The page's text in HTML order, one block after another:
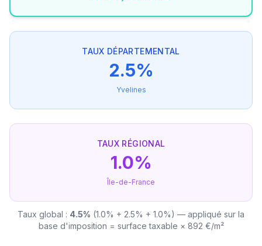
TAUX DÉPARTEMENTAL
2.5%
Yvelines
TAUX RÉGIONAL
1.0%
Île-de-France
Taux global : 4.5% (1.0% + 2.5% + 1.0%) — appliqué sur la
base d'imposition = surface taxable × 892 €/m²